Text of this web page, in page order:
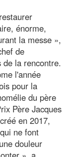
énorme,
la messe »,
de
la rencontre.
l'année
pour la
du père
Père Jacques
en 2017,
ne font
douleur